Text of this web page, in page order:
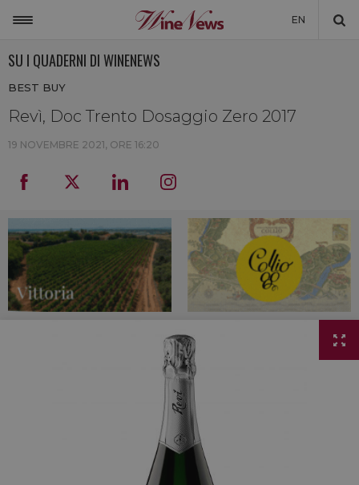
EN
NON SOLO VINO
NEWSLETTER
LA CANTINA DI WINENEWS
DICONO DI NOI
WINENEWS TV
SU I QUADERNI DI WINENEWS
BEST BUY
Revì, Doc Trento Dosaggio Zero 2017
19 NOVEMBRE 2021, ORE 16:20